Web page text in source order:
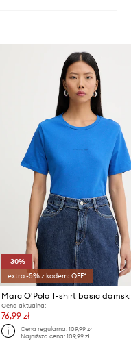
-30%
extra -5% z kodem: OFF*
Cena aktualna:
76,99 zł
Cena regularna: 109,99 zł
Najniższa cena: 109,99 zł